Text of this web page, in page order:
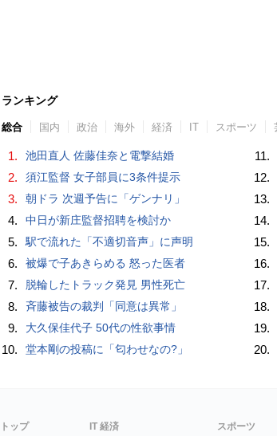
ランキング
総合 国内 政治 海外 経済 IT スポーツ
1. 池田直人 佐藤佳奈と電撃結婚
2. 須江監督 女子部員に3条件提示
3. 朝ドラ 次週予告に「ゲンナリ」
4. 中日が新庄監督招聘を検討か
5. 駅で流れた「不適切音声」に声明
6. 被爆で子あきらめる 怒った医者
7. 脱輪したトラック発見 男性死亡
8. 斉藤被告の裁判「同意は異常」
9. 大久保佳代子 50代の性欲事情
10. 堂本剛の投稿に「匂わせなの?」
11.
12.
13.
14.
15.
16.
17.
18.
19.
20.
ップ IT 経済 スポーツ